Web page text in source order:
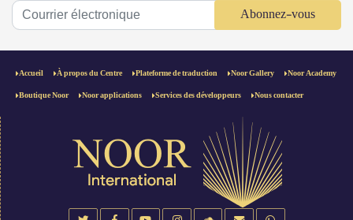
Abonnez-vous
Accueil À propos du Centre Plateforme de traduction Noor Gallery Noor Academy
Boutique Noor Noor applications Services des développeurs Nous contacter